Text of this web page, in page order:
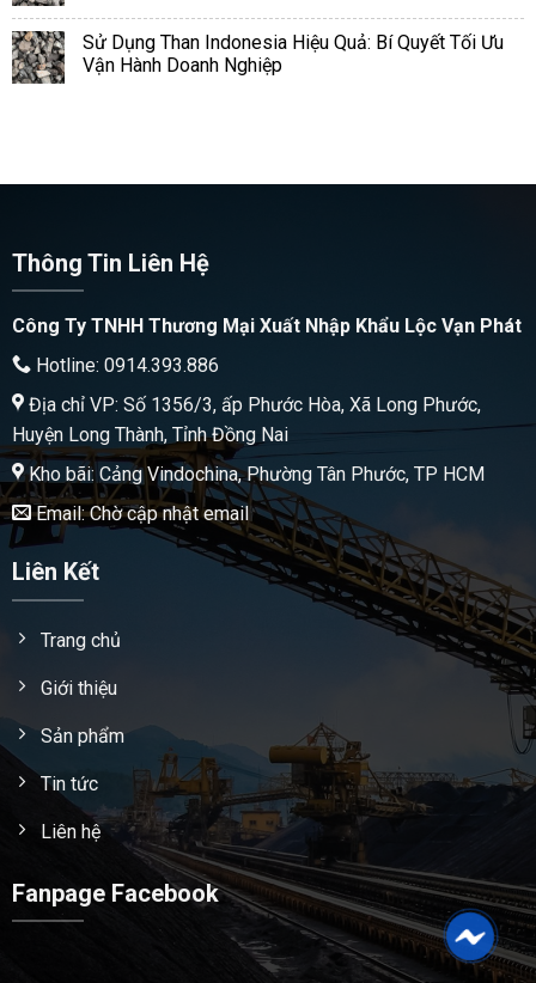
Sử Dụng Than Indonesia Hiệu Quả: Bí Quyết Tối Ưu
Vận Hành Doanh Nghiệp
Thông Tin Liên Hệ
Công Ty TNHH Thương Mại Xuất Nhập Khẩu Lộc Vạn Phát
Hotline: 0914.393.886
Địa chỉ VP: Số 1356/3, ấp Phước Hòa, Xã Long Phước,
Huyện Long Thành, Tỉnh Đồng Nai
Kho bãi: Cảng Vindochina, Phường Tân Phước, TP HCM
Email: Chờ cập nhật email
Liên Kết
Trang chủ
Giới thiệu
Sản phẩm
Tin tức
Liên hệ
Fanpage Facebook